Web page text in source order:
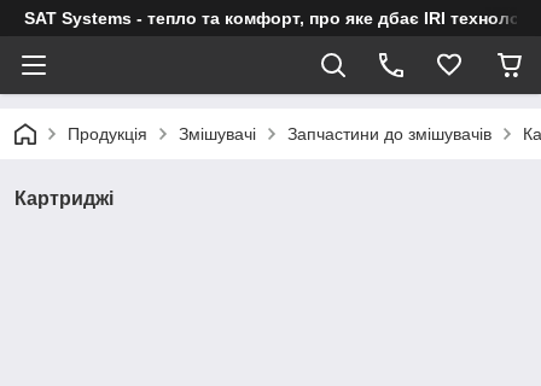
SAT Systems - тепло та комфорт, про яке дбає IRI технологія
Продукція Змішувачі Запчастини до змішувачів
Картриджі